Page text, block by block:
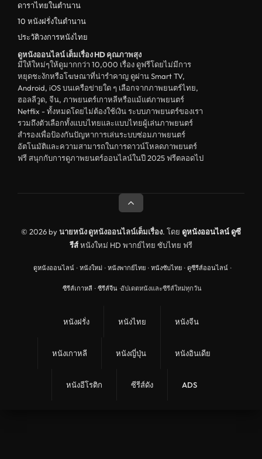
ดาราไทยในตำนาน
10 หนังฝรั่งในตำนาน
ประวัติวงการหนังไทย
ดูหนังออนไลน์ เต็มเรื่อง HD คุณภาพสุง
มีให้ใหม่ๆให้ดูมากกว่า 10,000 เรื่อง ดูฟรีโดยไม่มีการ
หยุดชะงักหรือโฆษณาที่น่ารำคาญ ดูผ่าน Smart TV,
Android, iOS บนเครือข่ายใด ๆ เลือกจากภาพยนตร์ไทย,
ฮอลลีวูด, จีน, ภาพยนตร์เกาหลีหรือแม้แต่ภาพยนตร์
Netflix - ทั้งหมดโดยไม่ต้องใช้เงิน ระบบภาพยนตร์ของเรา
รวมถึงตัวเลือกทั้งแบบไทยและแบบไทยผู้เล่นภาพยนตร์
สำรองเพื่อป้องกันปัญหาการเล่นระบบซ่อมภาพยนตร์
อัตโนมัติและความสามารถในการดาวน์โหลดภาพยนตร์
ฟรี สนุกกับการดูภาพยนตร์ออนไลน์ในปี 2025 ฟรีตลอดไป
© 2026 byนายหนัง ดูหนังออนไลน์เต็มเรื่อง. โดย ดูหนังออนไลน์ ดูซี
รีส์หนังใหม่ HD พากย์ไทย ซับไทย ฟรี
ดูหนังออนไลน์ · หนังใหม่ · หนังพากย์ไทย · หนังซับไทย · ดูซีรีส์ออนไลน์ ·
ซีรีส์เกาหลี · ซีรีส์จีน ·อัปเดตหนังและซีรีส์ใหม่ทุกวัน
หนังฝรั่ง หนังไทย หนังจีน
หนังเกาหลี หนังญี่ปุ่น หนังอินเดีย
หนังอีโรติก ซีรีส์ดัง ADS